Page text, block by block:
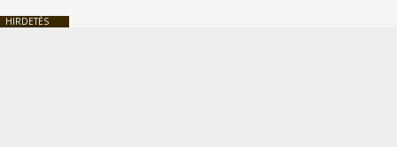
HIRDETÉS